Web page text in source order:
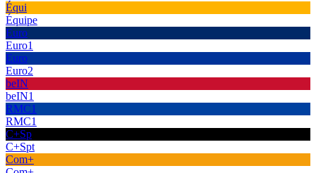
Équi
Équipe
Euro
Euro1
Euro
Euro2
beIN
beIN1
RMC1
RMC1
C+Sp
C+Spt
Com+